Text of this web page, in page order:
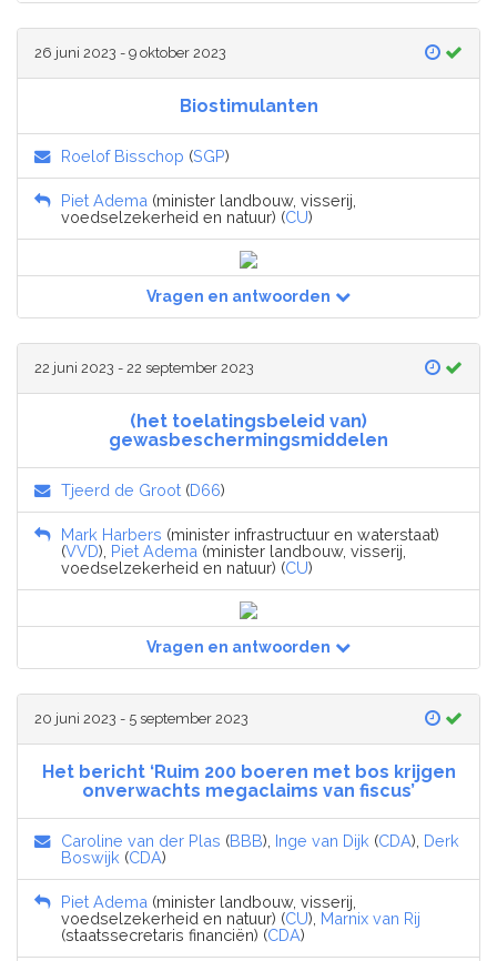
26 juni 2023 - 9 oktober 2023
Biostimulanten
Roelof Bisschop (SGP)
Piet Adema (minister landbouw, visserij,
voedselzekerheid en natuur) (CU)
Vragen en antwoorden
22 juni 2023 - 22 september 2023
(het toelatingsbeleid van)
gewasbeschermingsmiddelen
Tjeerd de Groot (D66)
Mark Harbers (minister infrastructuur en waterstaat)
(VVD), Piet Adema (minister landbouw, visserij,
voedselzekerheid en natuur) (CU)
Vragen en antwoorden
20 juni 2023 - 5 september 2023
Het bericht ‘Ruim 200 boeren met bos krijgen
onverwachts megaclaims van fiscus’
Caroline van der Plas (BBB), Inge van Dijk (CDA), Derk
Boswijk (CDA)
Piet Adema (minister landbouw, visserij,
voedselzekerheid en natuur) (CU), Marnix van Rij
(staatssecretaris financiën) (CDA)